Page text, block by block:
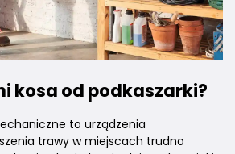
kosa od podkaszarki?
to urządzenia
trawy w miejscach trudno